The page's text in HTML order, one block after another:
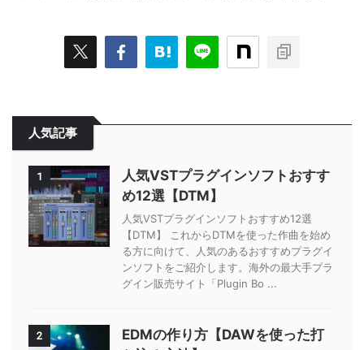
人気記事
1
人気VSTプラグインソフトおすす
め12選【DTM】
人気VSTプラグインソフトおすすめ12選
【DTM】 これからDTMを使った作曲を始め
る方に向けて、人気のあるおすすめプラグイ
ンソフトをご紹介します。海外の最大手プラ
グイン販売サイト「Plugin Bo ...
2
EDMの作り方【DAWを使った打